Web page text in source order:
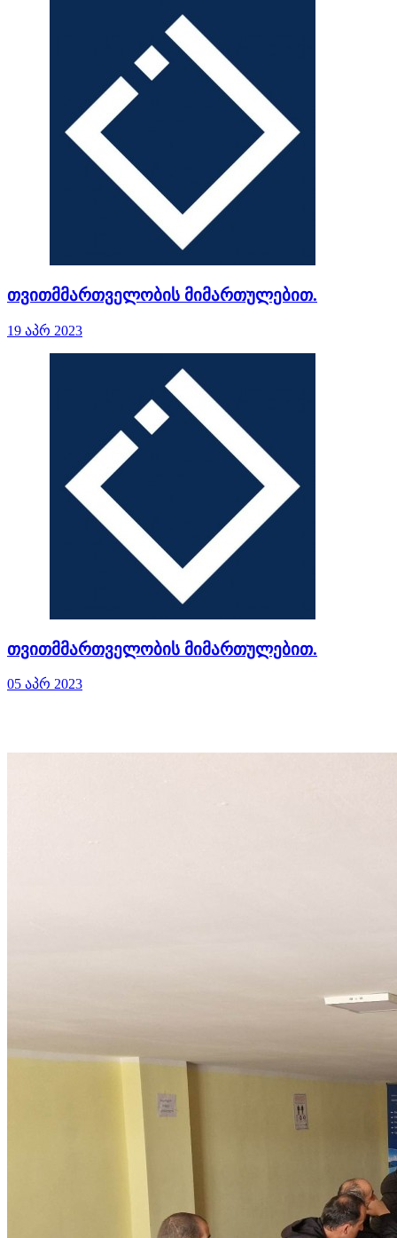
თვითმმართველობის მიმართულებით.
19 აპრ 2023
თვითმმართველობის მიმართულებით.
05 აპრ 2023